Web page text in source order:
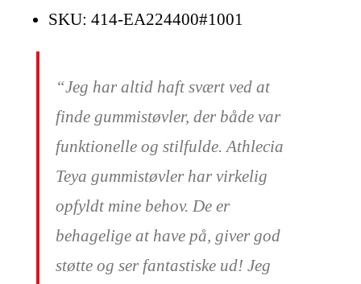
SKU: 414-EA224400#1001
“Jeg har altid haft svært ved at
finde gummistøvler, der både var
funktionelle og stilfulde. Athlecia
Teya gummistøvler har virkelig
opfyldt mine behov. De er
behagelige at have på, giver god
støtte og ser fantastiske ud! Jeg